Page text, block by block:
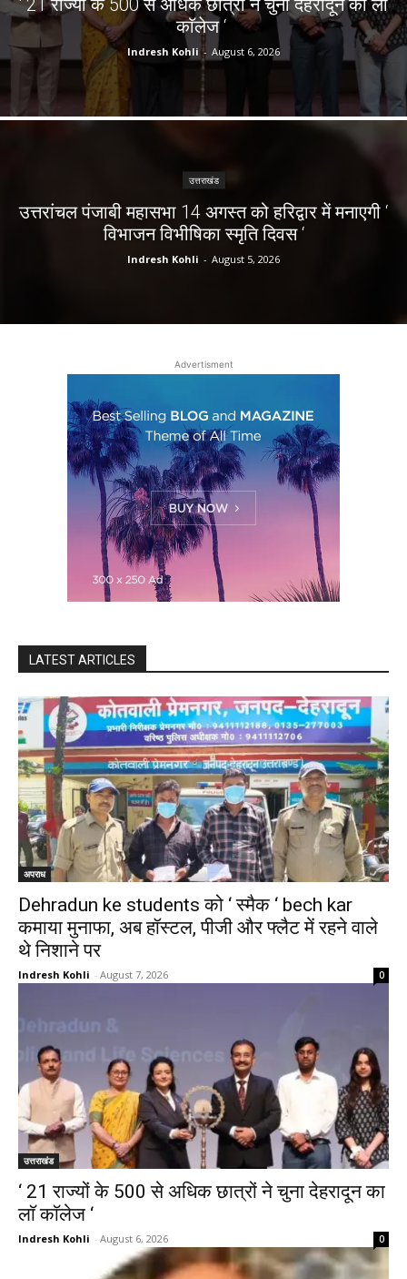
काॅलेज ‘
Indresh Kohli - August 6, 2026
उत्तराखंड
उत्तरांचल पंजाबी महासभा 14 अगस्त को हरिद्वार में मनाएगी ‘
विभाजन विभीषिका स्मृति दिवस ‘
Indresh Kohli - August 5, 2026
Advertisment
LATEST ARTICLES
अपराध
Dehradun ke students को ‘ स्मैक ‘ bech kar
कमाया मुनाफा, अब हॉस्टल, पीजी और फ्लैट में रहने वाले
थे निशाने पर
Indresh Kohli - August 7, 2026 0
उत्तराखंड
‘ 21 राज्यों के 500 से अधिक छात्रों ने चुना देहरादून का
लाॅ काॅलेज ‘
Indresh Kohli - August 6, 2026 0